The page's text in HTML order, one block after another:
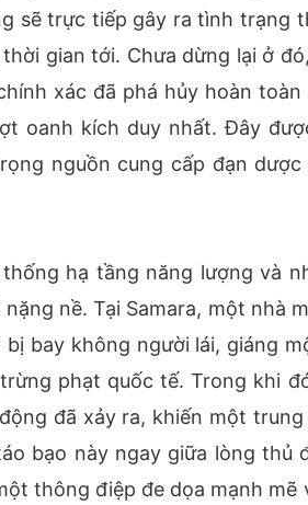
sẽ trực tiếp gây ra tình trạng
gian tới. Chưa dừng lại ở
xác đã phá hủy hoàn
oanh kích duy nhất. Đây
nguồn cung cấp đạn
hạ tầng năng lượng và
nề. Tại Samara, một nhà
bay không người lái, giáng
phạt quốc tế. Trong khi
đã xảy ra, khiến một
bạo này ngay giữa lòng
thông điệp đe dọa mạnh